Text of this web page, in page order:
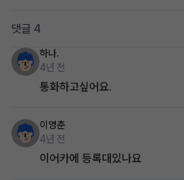
댓글 4
하나.
4년 전
통화하고싶어요.
이영춘
4년 전
이어카에 등록대있나요